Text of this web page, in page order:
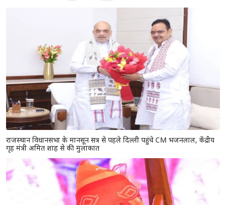
राजस्थान विधानसभा के मानसून सत्र से पहले दिल्ली पहुंचे CM भजनलाल, केंद्रीय
गृह मंत्री अमित शाह से की मुलाकात